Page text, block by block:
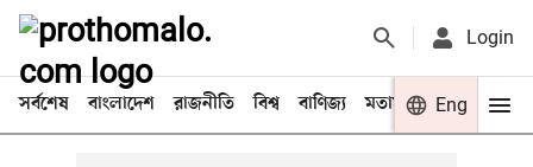
Login
সর্বশেষ বাংলাদেশ রাজনীতি বিশ্ব বাণিজ্য মতামত খেলা
Eng